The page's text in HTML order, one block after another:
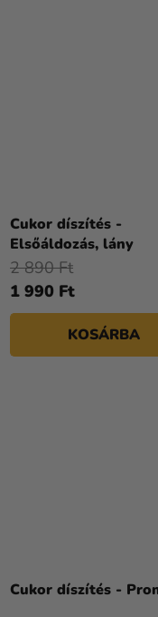
Cukor díszítés -
Elsőáldozás, lány
1 990 Ft
2 890 Ft
KOSÁRBA
Cukor díszítés -